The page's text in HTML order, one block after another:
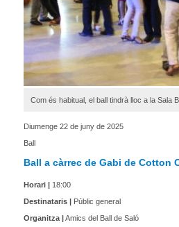
Com és habitual, el ball tindrà lloc a la Sala
Diumenge 22 de juny de 2025
Ball
Ball a càrrec de Gabi de Cotton
Horari | 18:00
Destinataris | Públic general
Organitza |Amics del Ball de Saló